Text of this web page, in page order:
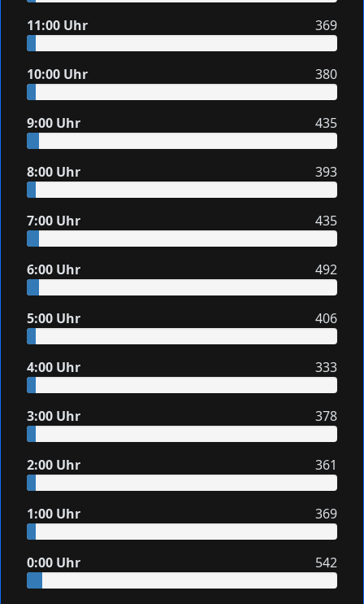
11:00 Uhr 369
10:00 Uhr 380
9:00 Uhr 435
8:00 Uhr 393
7:00 Uhr 435
6:00 Uhr 492
5:00 Uhr 406
4:00 Uhr 333
3:00 Uhr 378
2:00 Uhr 361
1:00 Uhr 369
0:00 Uhr 542